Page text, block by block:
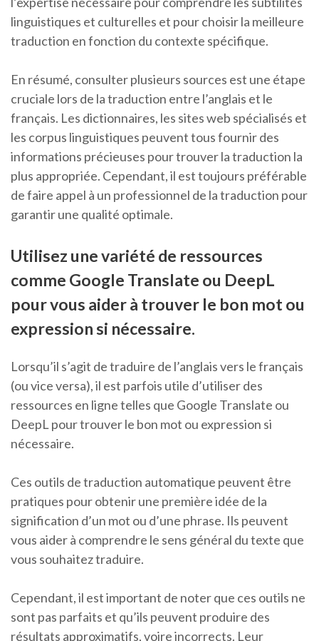
linguistiques et culturelles et pour choisir la meilleure
traduction en fonction du contexte spécifique.
En résumé, consulter plusieurs sources est une étape
cruciale lors de la traduction entre l’anglais et le
français. Les dictionnaires, les sites web spécialisés et
les corpus linguistiques peuvent tous fournir des
informations précieuses pour trouver la traduction la
plus appropriée. Cependant, il est toujours préférable
de faire appel à un professionnel de la traduction pour
garantir une qualité optimale.
Utilisez une variété de ressources
comme Google Translate ou DeepL
pour vous aider à trouver le bon mot ou
expression si nécessaire.
Lorsqu’il s’agit de traduire de l’anglais vers le français
(ou vice versa), il est parfois utile d’utiliser des
ressources en ligne telles que Google Translate ou
DeepL pour trouver le bon mot ou expression si
nécessaire.
Ces outils de traduction automatique peuvent être
pratiques pour obtenir une première idée de la
signification d’un mot ou d’une phrase. Ils peuvent
vous aider à comprendre le sens général du texte que
vous souhaitez traduire.
Cependant, il est important de noter que ces outils ne
sont pas parfaits et qu’ils peuvent produire des
résultats approximatifs, voire incorrects. Leur